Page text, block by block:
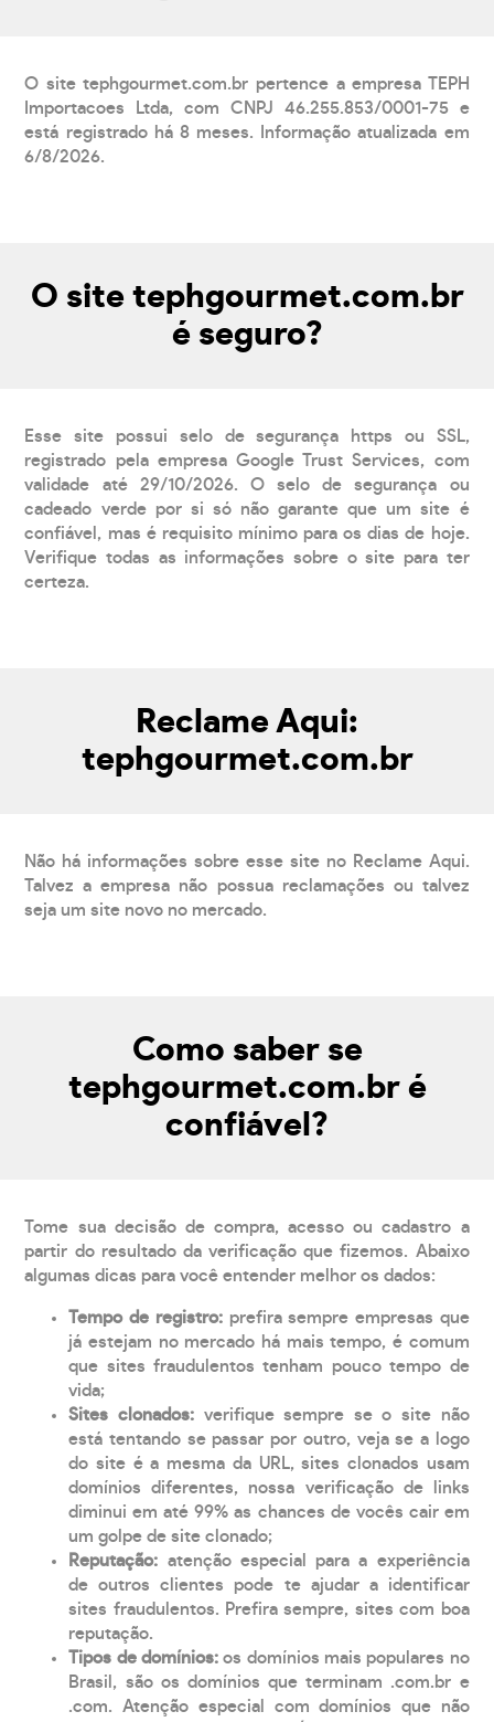
O site tephgourmet.com.br pertence a empresa TEPH
Importacoes Ltda, com CNPJ 46.255.853/0001-75 e
está registrado há 8 meses. Informação atualizada em
6/8/2026.
O site tephgourmet.com.br
é seguro?
Esse site possui selo de segurança https ou SSL,
registrado pela empresa Google Trust Services, com
validade até 29/10/2026. O selo de segurança ou
cadeado verde por si só não garante que um site é
confiável, mas é requisito mínimo para os dias de hoje.
Verifique todas as informações sobre o site para ter
certeza.
Reclame Aqui:
tephgourmet.com.br
Não há informações sobre esse site no Reclame Aqui.
Talvez a empresa não possua reclamações ou talvez
seja um site novo no mercado.
Como saber se
tephgourmet.com.br é
confiável?
Tome sua decisão de compra, acesso ou cadastro a
partir do resultado da verificação que fizemos. Abaixo
algumas dicas para você entender melhor os dados:
Tempo de registro: prefira sempre empresas que
já estejam no mercado há mais tempo, é comum
que sites fraudulentos tenham pouco tempo de
vida;
Sites clonados: verifique sempre se o site não
está tentando se passar por outro, veja se a logo
do site é a mesma da URL, sites clonados usam
domínios diferentes, nossa verificação de links
diminui em até 99% as chances de vocês cair em
um golpe de site clonado;
Reputação: atenção especial para a experiência
de outros clientes pode te ajudar a identificar
sites fraudulentos. Prefira sempre, sites com boa
reputação.
Tipos de domínios:os domínios mais populares no
Brasil, são os domínios que terminam .com.br e
.com. Atenção especial com domínios que não